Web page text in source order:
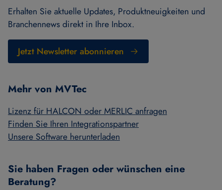
Erhalten Sie aktuelle Updates, Produktneuigkeiten und
Branchennews direkt in Ihre Inbox.
Jetzt Newsletter abonnieren
Mehr von MVTec
Lizenz für HALCON oder MERLIC anfragen
Finden Sie Ihren Integrationspartner
Unsere Software herunterladen
Sie haben Fragen oder wünschen eine
Beratung?